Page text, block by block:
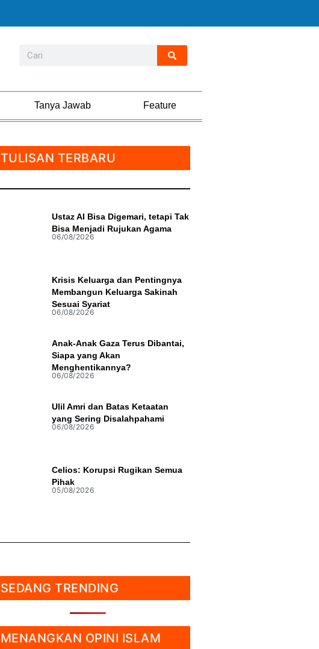
Tanya Jawab Feature
TULISAN TERBARU
Ustaz AI Bisa Digemari, tetapi Tak
Bisa Menjadi Rujukan Agama
06/08/2026
Krisis Keluarga dan Pentingnya
Membangun Keluarga Sakinah
Sesuai Syariat
06/08/2026
Anak-Anak Gaza Terus Dibantai,
Siapa yang Akan
Menghentikannya?
06/08/2026
Ulil Amri dan Batas Ketaatan
yang Sering Disalahpahami
06/08/2026
Celios: Korupsi Rugikan Semua
Pihak
05/08/2026
SEDANG TRENDING
MENANGKAN OPINI ISLAM